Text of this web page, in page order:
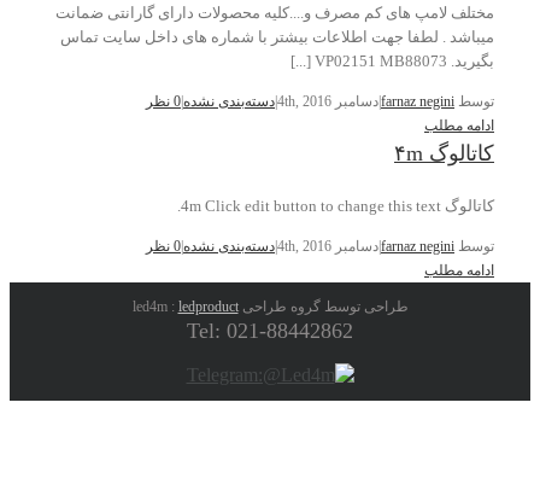
مختلف لامپ های کم مصرف و....کلیه محصولات دارای گارانتی ضمانت
میباشد . لطفا جهت اطلاعات بیشتر با شماره های داخل سایت تماس
بگیرید. VP02151 MB88073 [...]
توسط farnaz neginiدسامبر 4th, 2016 دسته‌بندی نشده0 نظر
ادامه مطلب
کاتالوگ ۴m
کاتالوگ 4m Click edit button to change this text.
توسط farnaz neginiدسامبر 4th, 2016 دسته‌بندی نشده0 نظر
ادامه مطلب
طراحی توسط گروه طراحی led4m :ledproduct
Tel: 021-88442862